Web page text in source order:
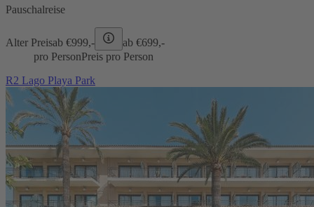
Pauschalreise
Alter Preisab €999,- ab €699,-
pro PersonPreis pro Person
R2 Lago Playa Park